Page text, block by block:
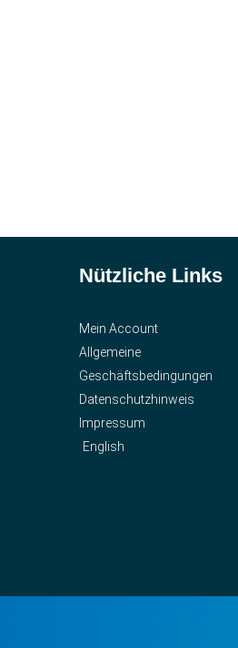
Nützliche Links
Mein Account
Allgemeine
Geschäftsbedingungen
Datenschutzhinweis
Impressum
English